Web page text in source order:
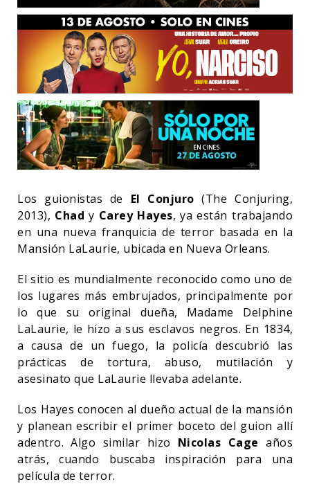
Los guionistas de El Conjuro (The Conjuring,
2013), Chad y Carey Hayes, ya están trabajando
en una nueva franquicia de terror basada en la
Mansión LaLaurie, ubicada en Nueva Orleans.
El sitio es mundialmente reconocido como uno de
los lugares más embrujados, principalmente por
lo que su original dueña, Madame Delphine
LaLaurie, le hizo a sus esclavos negros. En 1834,
a causa de un fuego, la policía descubrió las
prácticas de tortura, abuso, mutilación y
asesinato que LaLaurie llevaba adelante.
Los Hayes conocen al dueño actual de la mansión
y planean escribir el primer boceto del guion allí
adentro. Algo similar hizo Nicolas Cage años
atrás, cuando buscaba inspiración para una
película de terror.